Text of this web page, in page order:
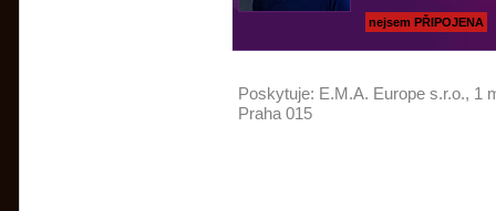
nejsem PŘIPOJENA
Poskytuje: E.M.A. Europe s.r.o., 1
Praha 015